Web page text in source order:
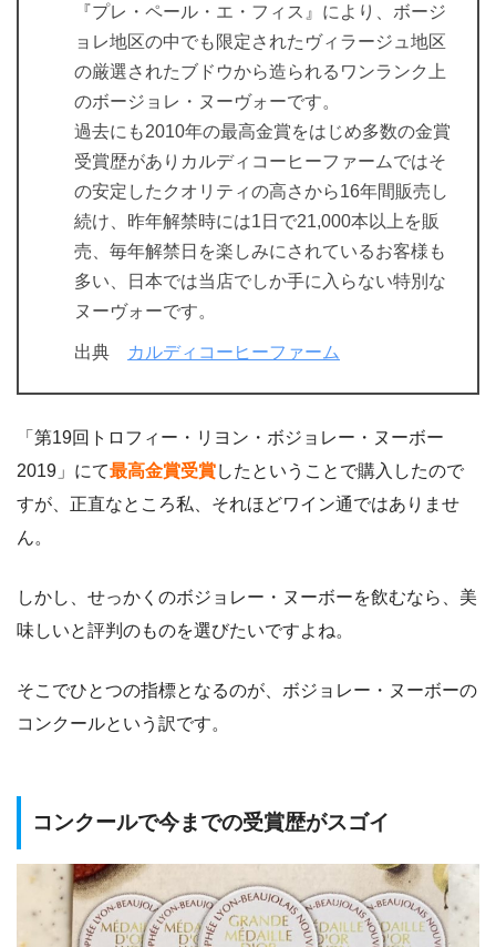
『プレ・ペール・エ・フィス』により、ボージ
ョレ地区の中でも限定されたヴィラージュ地区
の厳選されたブドウから造られるワンランク上
のボージョレ・ヌーヴォーです。
過去にも2010年の最高金賞をはじめ多数の金賞
受賞歴がありカルディコーヒーファームではそ
の安定したクオリティの高さから16年間販売し
続け、昨年解禁時には1日で21,000本以上を販
売、毎年解禁日を楽しみにされているお客様も
多い、日本では当店でしか手に入らない特別な
ヌーヴォーです。
出典 カルディコーヒーファーム
「第19回トロフィー・リヨン・ボジョレー・ヌーボー
2019」にて最高金賞受賞したということで購入したので
すが、正直なところ私、それほどワイン通ではありませ
ん。
しかし、せっかくのボジョレー・ヌーボーを飲むなら、美
味しいと評判のものを選びたいですよね。
そこでひとつの指標となるのが、ボジョレー・ヌーボーの
コンクールという訳です。
コンクールで今までの受賞歴がスゴイ